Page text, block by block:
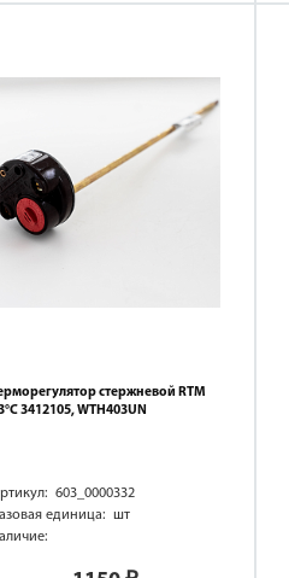
стержневой RTM
3412105, WTH403UN
603_0000332
единица: шт